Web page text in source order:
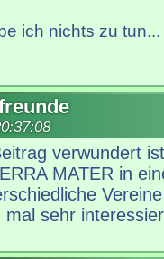
ich nichts zu tun...
verwundert
MATER in
sehr